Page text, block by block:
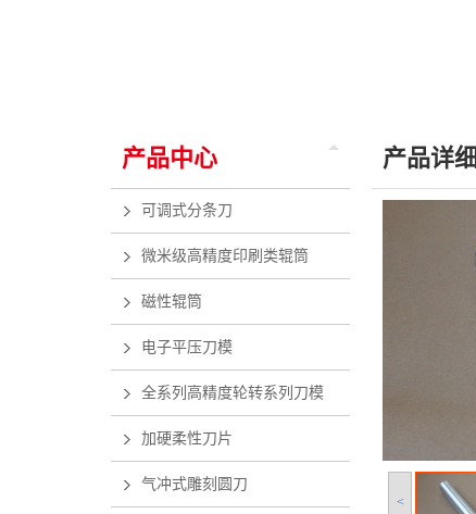
产品中心
可调式分条刀
微米级高精度印刷类辊筒
磁性辊筒
电子平压刀模
全系列高精度轮转系列刀模
加硬柔性刀片
气冲式雕刻圆刀
产品详细
<